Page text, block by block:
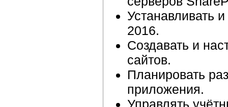
Устанавливать
2016.
Создавать и
сайтов.
Планировать
приложения.
Управлять